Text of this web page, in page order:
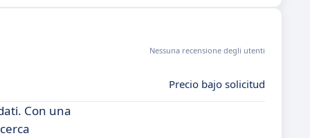
Nessuna recensione degli utenti
Precio bajo solicitud
Con una